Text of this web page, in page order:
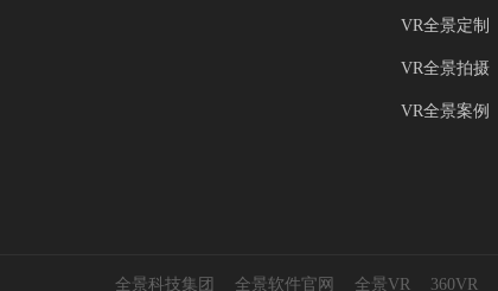
VR全景定制
VR全景拍摄
VR全景案例
全景科技集团 全景软件官网 全景VR 360VR